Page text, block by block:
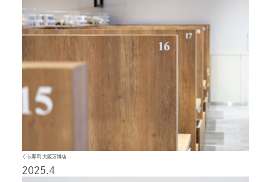
くら寿司 大阪万博店
2025.4